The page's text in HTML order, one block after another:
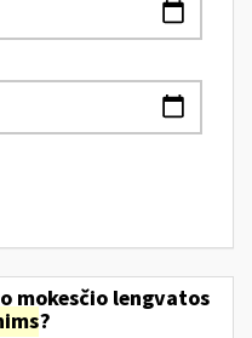
mokesčio lengvatos
?